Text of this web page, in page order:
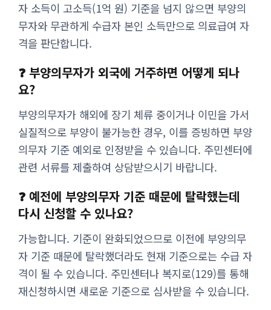
자 소득이 고소득(1억 원) 기준을 넘지 않으면 부양의
무자와 무관하게 수급자 본인 소득만으로 의료급여 자
격을 판단합니다.
❓ 부양의무자가 외국에 거주하면 어떻게 되나
요?
부양의무자가 해외에 장기 체류 중이거나 이민을 가서
실질적으로 부양이 불가능한 경우, 이를 증빙하면 부양
의무자 기준 예외로 인정받을 수 있습니다. 주민센터에
관련 서류를 제출하여 상담받으시기 바랍니다.
❓ 예전에 부양의무자 기준 때문에 탈락했는데
다시 신청할 수 있나요?
가능합니다. 기준이 완화되었으므로 이전에 부양의무
자 기준 때문에 탈락했더라도 현재 기준으로는 수급 자
격이 될 수 있습니다. 주민센터나 복지로(129)를 통해
재신청하시면 새로운 기준으로 심사받을 수 있습니다.